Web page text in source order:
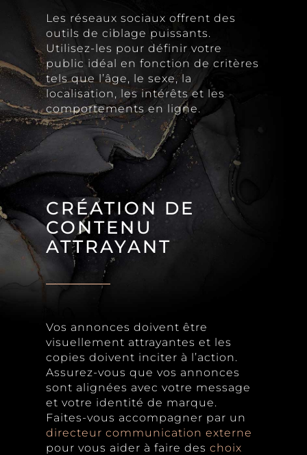
Les réseaux sociaux offrent des
outils de ciblage puissants.
Utilisez-les pour définir votre
public idéal en fonction de critères
tels que l’âge, le sexe, la
localisation, les intérêts et les
comportements en ligne.
CRÉATION DE
CONTENU
ATTRAYANT
Vos annonces doivent être
visuellement attrayantes et les
copies doivent inciter à l’action.
Assurez-vous que vos annonces
sont alignées avec votre message
et votre identité de marque.
Faites-vous accompagner par un
directeur communication externe
pour vous aider à faire deschoix